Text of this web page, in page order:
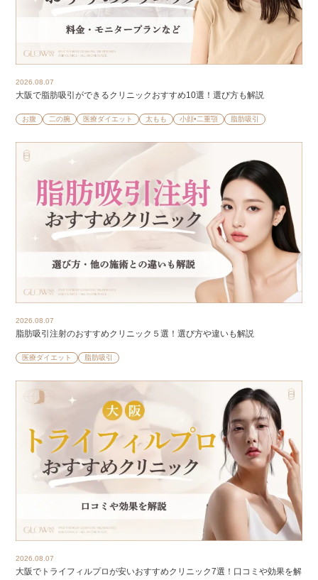
2026.08.07
大阪で脂肪吸引ができるクリニックおすすめ10選！選び方も解説
お腹 二の腕 医療ダイエット 太もも 小顔•二重顎 脂肪吸引
2026.08.07
脂肪吸引注射のおすすめクリニック５選！選び方や違いも解説
医療ダイエット 脂肪吸引
2026.08.07
大阪でトライフィルプロが安いおすすめクリニック7選！口コミや効果を解